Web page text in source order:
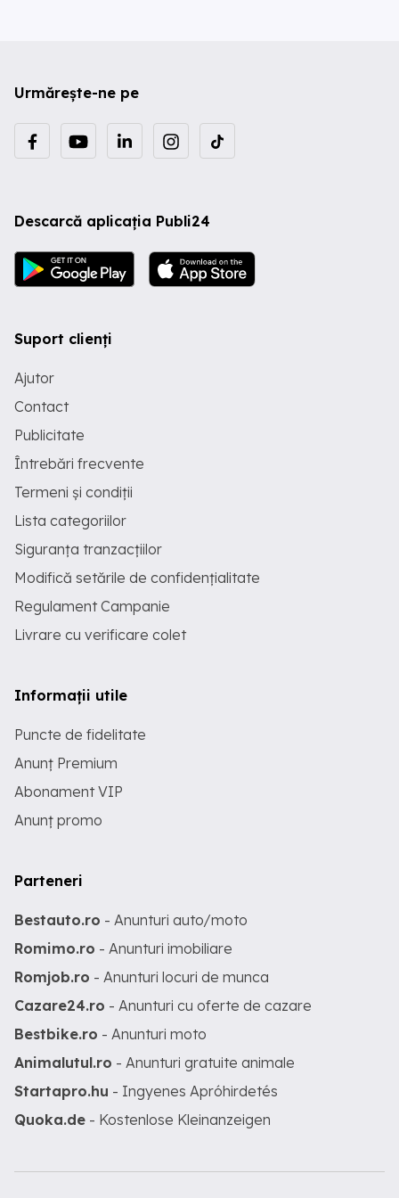
Urmărește-ne pe
Descarcă aplicația Publi24
Suport clienți
Ajutor
Contact
Publicitate
Întrebări frecvente
Termeni și condiții
Lista categoriilor
Siguranța tranzacțiilor
Modifică setările de confidențialitate
Regulament Campanie
Livrare cu verificare colet
Informații utile
Puncte de fidelitate
Anunț Premium
Abonament VIP
Anunț promo
Parteneri
Bestauto.ro - Anunturi auto/moto
Romimo.ro - Anunturi imobiliare
Romjob.ro - Anunturi locuri de munca
Cazare24.ro - Anunturi cu oferte de cazare
Bestbike.ro - Anunturi moto
Animalutul.ro - Anunturi gratuite animale
Startapro.hu - Ingyenes Apróhirdetés
Quoka.de - Kostenlose Kleinanzeigen